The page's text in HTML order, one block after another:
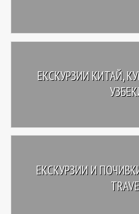
ЕКСКУРЗИИ КИТАЙ,
ЕКСКУРЗИИ И